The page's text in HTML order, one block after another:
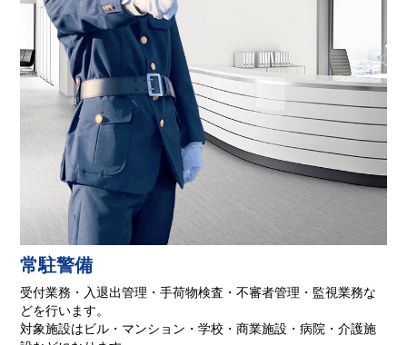
常駐警備
受付業務・入退出管理・手荷物検査・不審者管理・監視業務な
どを行います。
対象施設はビル・マンション・学校・商業施設・病院・介護施